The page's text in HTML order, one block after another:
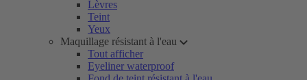
Lèvres
Teint
Yeux
Maquillage résistant à l'eau
Tout afficher
Eyeliner waterproof